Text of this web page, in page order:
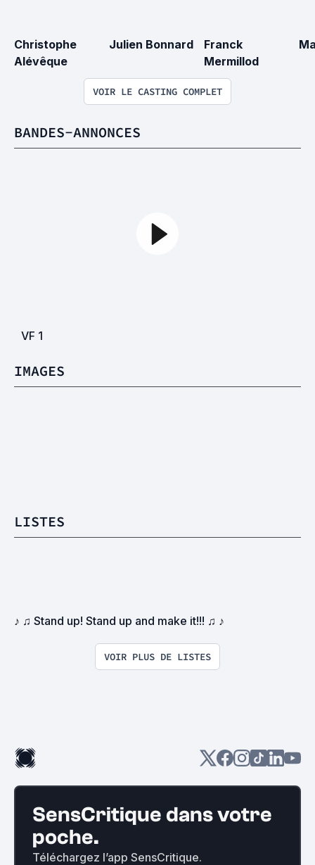
Christophe
Alévêque
Julien Bonnard
Franck
Mermillod
VOIR LE CASTING COMPLET
BANDES-ANNONCES
VF 1
IMAGES
LISTES
♪ ♫ Stand up! Stand up and make it!!! ♫ ♪
VOIR PLUS DE LISTES
SensCritique dans votre
poche.
Téléchargez l’app SensCritique.